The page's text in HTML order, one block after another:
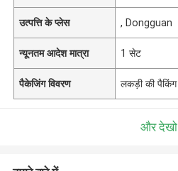
उत्पत्ति के प्लेस , Dongguan
न्यूनतम आदेश मात्रा 1 सेट
पैकेजिंग विवरण लकड़ी की पैकिंग
और देखो